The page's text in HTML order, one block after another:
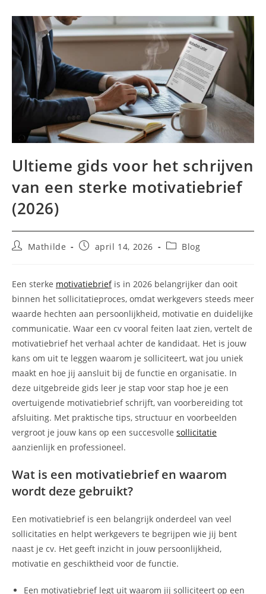
Ultieme gids voor het schrijven
van een sterke motivatiebrief
(2026)
BerichtMathilde
Berichtapril 14, 2026 Berichtcategorie:
Blog
Een sterke motivatiebriefis in 2026 belangrijker dan ooit
binnen het sollicitatieproces, omdat werkgevers steeds meer
waarde hechten aan persoonlijkheid, motivatie en duidelijke
communicatie. Waar een cv vooral feiten laat zien, vertelt de
motivatiebrief het verhaal achter de kandidaat. Het is jouw
kans om uit te leggen waarom je solliciteert, wat jou uniek
maakt en hoe jij aansluit bij de functie en organisatie. In
deze uitgebreide gids leer je stap voor stap hoe je een
overtuigende motivatiebrief schrijft, van voorbereiding tot
afsluiting. Met praktische tips, structuur en voorbeelden
vergroot je jouw kans op een succesvolle sollicitatie
aanzienlijk en professioneel.
Wat is een motivatiebrief en waarom
wordt deze gebruikt?
Een motivatiebrief is een belangrijk onderdeel van veel
sollicitaties en helpt werkgevers te begrijpen wie jij bent
naast je cv. Het geeft inzicht in jouw persoonlijkheid,
motivatie en geschiktheid voor de functie.
Een motivatiebrief legt uit waarom jij solliciteert op een